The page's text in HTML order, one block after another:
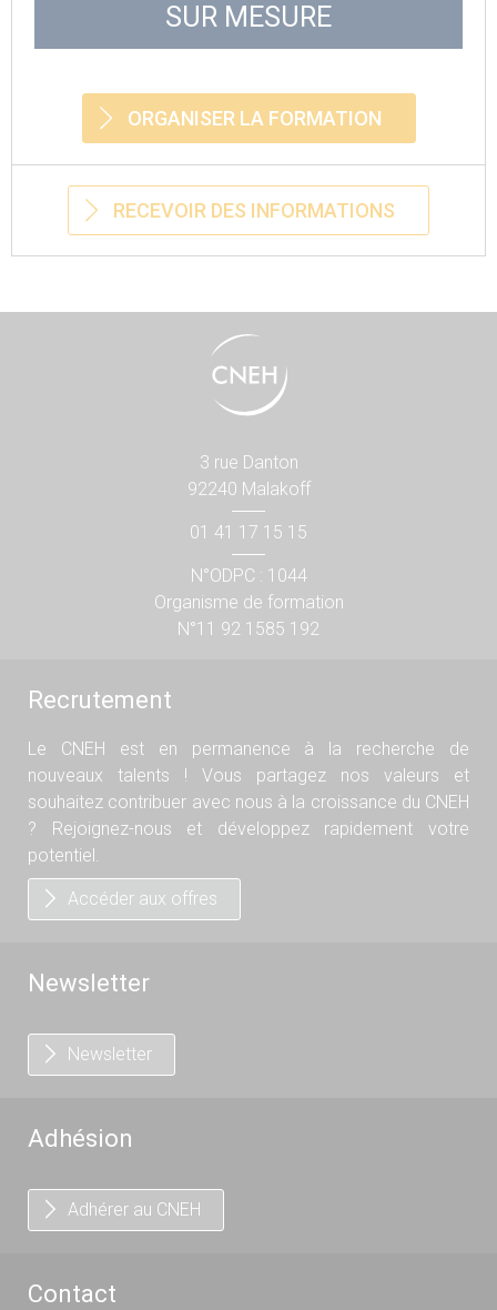
SUR MESURE
ORGANISER LA FORMATION
RECEVOIR DES INFORMATIONS
3 rue Danton
92240 Malakoff
01 41 17 15 15
N°ODPC : 1044
Organisme de formation
N°11 92 1585 192
Recrutement
Le CNEH est en permanence à la recherche de
nouveaux talents ! Vous partagez nos valeurs et
souhaitez contribuer avec nous à la croissance du CNEH
? Rejoignez-nous et développez rapidement votre
potentiel.
Accéder aux offres
Newsletter
Newsletter
Adhésion
Adhérer au CNEH
Contact